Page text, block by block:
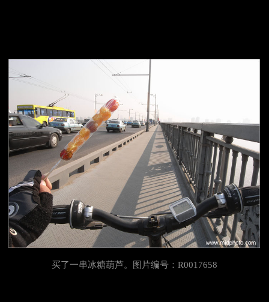
买了一串冰糖葫芦。图片编号：R0017658